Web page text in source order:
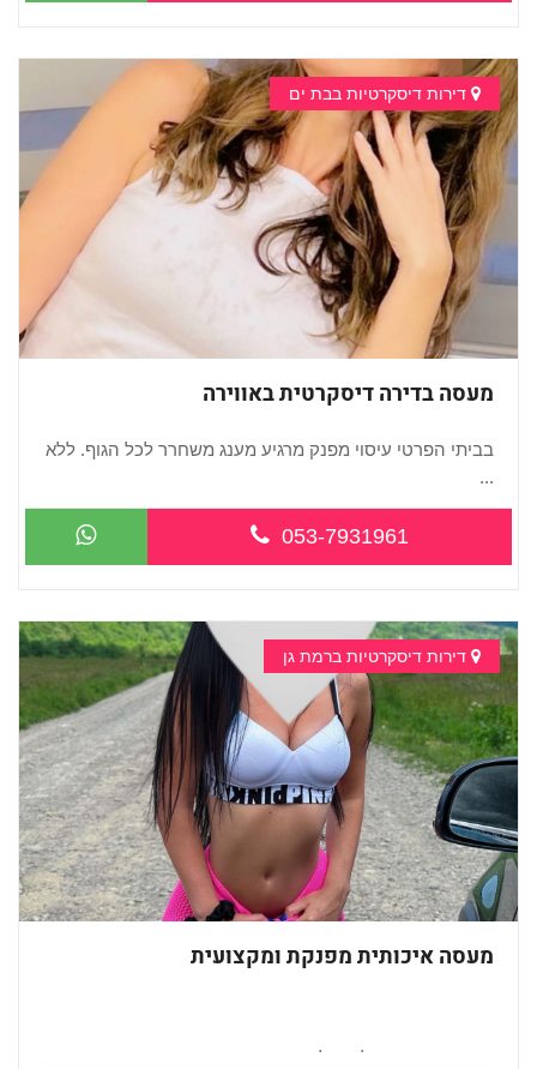
דירות דיסקרטיות בבת ים
מעסה בדירה דיסקרטית באווירה
בביתי הפרטי עיסוי מפנק מרגיע מענג משחרר לכל הגוף. ללא
...
053-7931961
דירות דיסקרטיות ברמת גן
מעסה איכותית מפנקת ומקצועית
מעסה צעירה ואלופה לעיסוי מפנק מ...